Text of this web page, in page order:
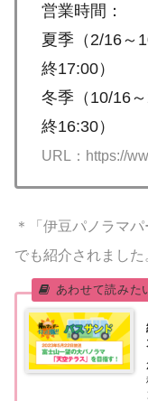
営業時間：
夏季（2/16～
終17:00）
冬季（10/16
終16:30）
URL：https://
＊「伊豆パノラマ
でも紹介されました